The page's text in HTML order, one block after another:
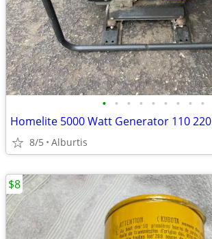
• • • • • • • • •
Homelite 5000 Watt Generator 110 220
8/5 Alburtis
$8